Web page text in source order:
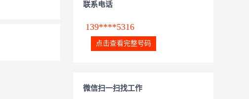
联系电话
139****5316
点击查看完整号码
微信扫一扫找工作